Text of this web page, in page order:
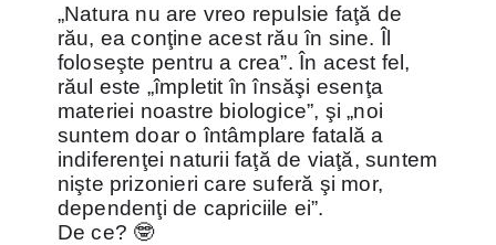
„Natura nu are vreo repulsie faţă de
rău, ea conţine acest rău în sine. Îl
foloseşte pentru a crea”. În acest fel,
răul este „împletit în însăşi esenţa
materiei noastre biologice”, şi „noi
suntem doar o întâmplare fatală a
indiferenţei naturii faţă de viaţă, suntem
nişte prizonieri care suferă şi mor,
dependenţi de capriciile ei”.
De ce? 🤓